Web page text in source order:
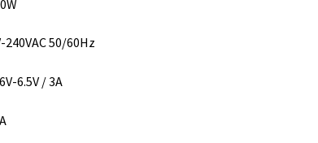
50/60Hz
6.5V / 3A